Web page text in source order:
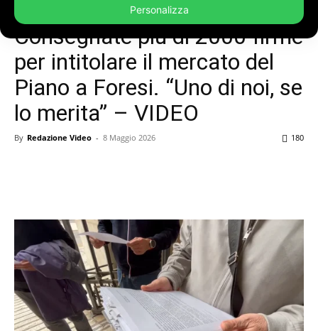
Consegnate più di 2000 firme
per intitolare il mercato del
Piano a Foresi. “Uno di noi, se
lo merita” – VIDEO
By Redazione Video - 8 Maggio 2026 180
Personalizza